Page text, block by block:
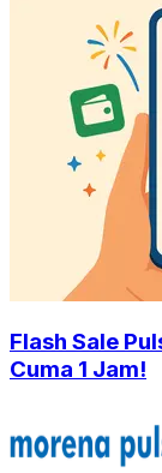
Flash Sale
Cuma 1 Jam!